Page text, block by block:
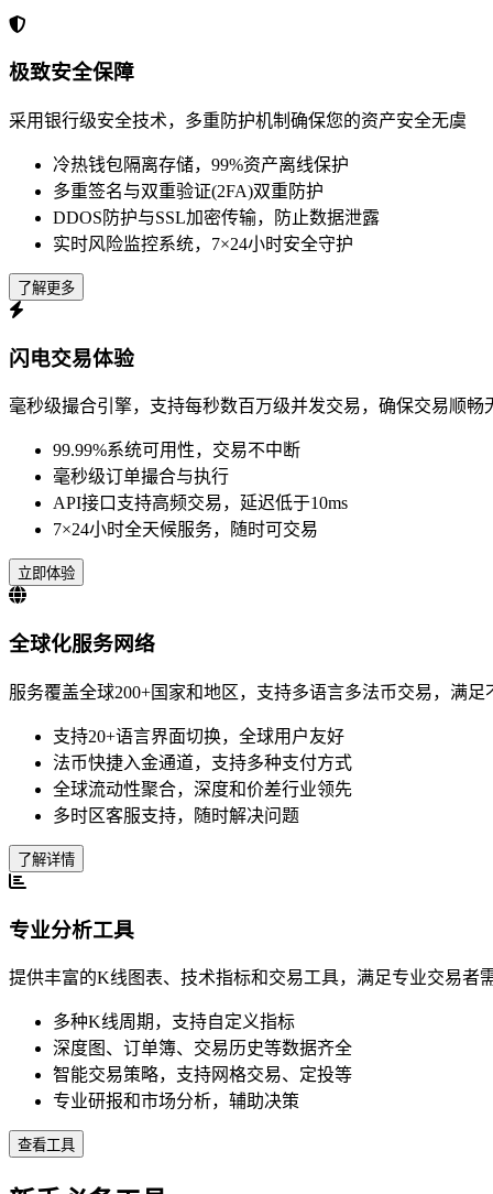
极致安全保障
采用银行级安全技术，多重防护机制确保您的资产安全无虞
冷热钱包隔离存储，99%资产离线保护
多重签名与双重验证(2FA)双重防护
DDOS防护与SSL加密传输，防止数据泄露
实时风险监控系统，7×24小时安全守护
了解更多
闪电交易体验
毫秒级撮合引擎，支持每秒数百万级并发交易，确保交易顺畅
99.99%系统可用性，交易不中断
毫秒级订单撮合与执行
API接口支持高频交易，延迟低于10ms
7×24小时全天候服务，随时可交易
立即体验
全球化服务网络
服务覆盖全球200+国家和地区，支持多语言多法币交易，满足
支持20+语言界面切换，全球用户友好
法币快捷入金通道，支持多种支付方式
全球流动性聚合，深度和价差行业领先
多时区客服支持，随时解决问题
了解详情
专业分析工具
提供丰富的K线图表、技术指标和交易工具，满足专业交易者
多种K线周期，支持自定义指标
深度图、订单簿、交易历史等数据齐全
智能交易策略，支持网格交易、定投等
专业研报和市场分析，辅助决策
查看工具